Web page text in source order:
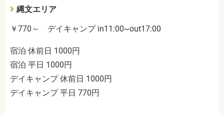
縄文エリア
￥770～ デイキャンプ in11:00~out17:00
宿泊 休前日 1000円
宿泊 平日 1000円
デイキャンプ 休前日 1000円
デイキャンプ 平日 770円